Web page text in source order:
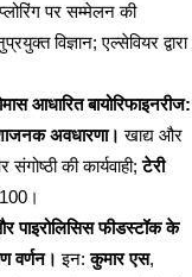
पर सम्मेलन की
विज्ञान; एल्सेवियर द्वारा
आधारित बायोरिफाइनरीज:
अवधारणा।खाद्य और
की कार्यवाही;टेरी
पाइरोलिसिस फीडस्टॉक के
वर्णन।इन:कुमार एस,